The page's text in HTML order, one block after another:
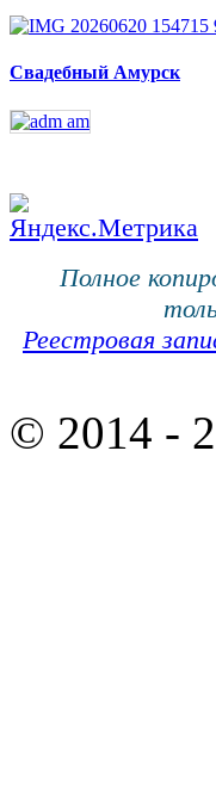
Свадебный Амурск
Полное
Реестровая
© 2014 -